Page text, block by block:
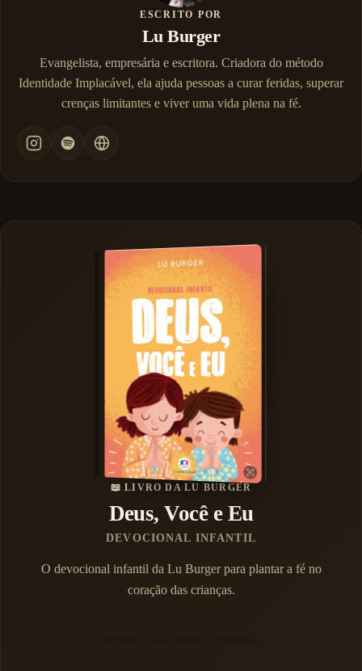
ESCRITO POR
Lu Burger
Evangelista, empresária e escritora. Criadora do método
Identidade Implacável, ela ajuda pessoas a curar feridas, superar
crenças limitantes e viver uma vida plena na fé.
📖 LIVRO DA LU BURGER
Deus, Você e Eu
DEVOCIONAL INFANTIL
O devocional infantil da Lu Burger para plantar a fé no
coração das crianças.